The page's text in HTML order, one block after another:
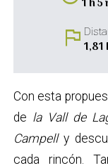
flag
Con esta
de la Vall de
Campelly
cada rincón.